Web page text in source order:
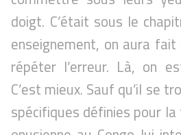
doigt. C’était sous le
enseignement, on aura
répéter l’erreur. Là, on
C’est mieux. Sauf qu’il se
spécifiques définies pour la